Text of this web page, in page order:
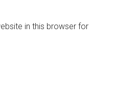
in this browser for